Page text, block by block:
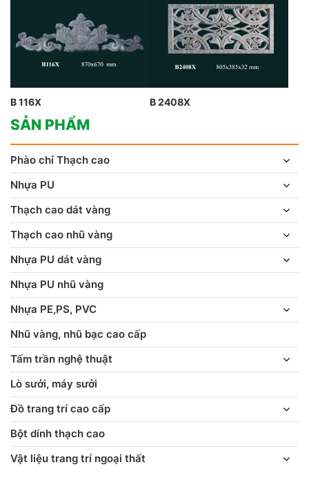
B 116X B 2408X
SẢN PHẨM
Phào chỉ Thạch cao
Nhựa PU
Thạch cao dát vàng
Thạch cao nhũ vàng
Nhựa PU dát vàng
Nhựa PU nhũ vàng
Nhựa PE,PS, PVC
Nhũ vàng, nhũ bạc cao cấp
Tấm trần nghệ thuật
Lò sưởi, máy sưởi
Đồ trang trí cao cấp
Bột dính thạch cao
Vật liệu trang trí ngoại thất